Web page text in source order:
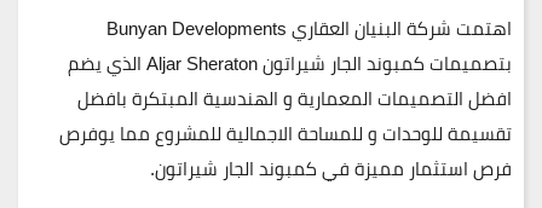
اهتمت شركة البنيان العقاري Bunyan Developments
بتصميمات كمبوند الجار شيراتون Aljar Sheraton الذي يضم
افضل التصميمات المعمارية و الهندسية المبتكرة بافضل
تقسيمة للوحدات و للمساحة الاجمالية للمشروع مما يوفرص
فرص استثمار مميزة في كمبوند الجار شيراتون.